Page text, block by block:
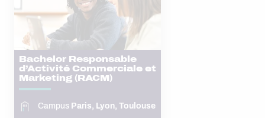
Bachelor Responsable
d’Activité Commerciale et
Marketing (RACM)
Campus Paris, Lyon, Toulouse